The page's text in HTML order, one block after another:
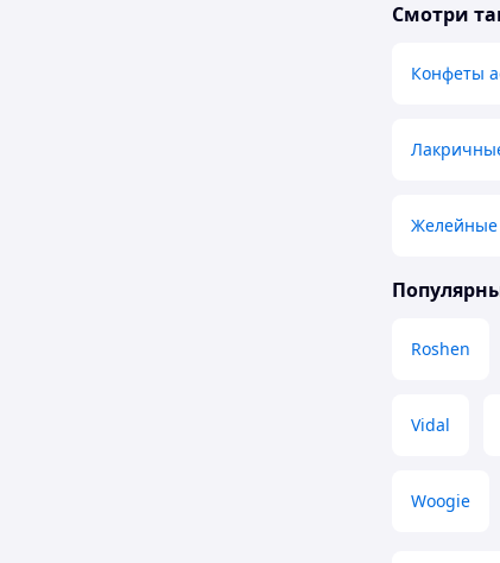
Смотри
Конфеты
Roshen
Vidal
Woogie